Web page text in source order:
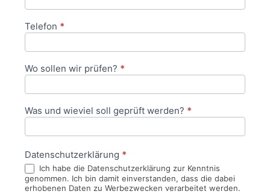
Telefon *
Wo sollen wir prüfen? *
Was und wieviel soll geprüft werden? *
Datenschutzerklärung *
Ich habe die Datenschutzerklärung zur Kenntnis
genommen. Ich bin damit einverstanden, dass die dabei
erhobenen Daten zu Werbezwecken verarbeitet werden.